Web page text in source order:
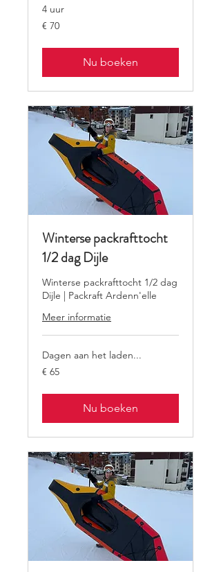
4 uur
70
euro
€ 70
Nu boeken
Winterse packrafttocht
1/2 dag Dijle
Winterse packrafttocht 1/2 dag
Dijle | Packraft Ardenn'elle
Meer informatie
Dagen aan het laden...
65
euro
€ 65
Nu boeken